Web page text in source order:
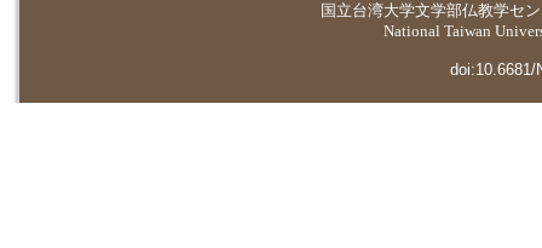
国立台湾大学文学部仏教学セ
National Taiwan
doi:10.6681/